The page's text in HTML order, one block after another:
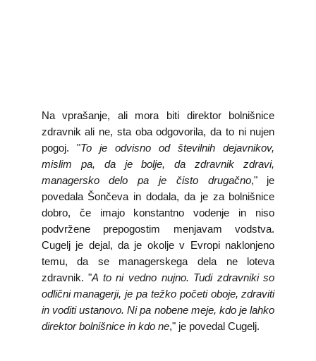
Na vprašanje, ali mora biti direktor bolnišnice
zdravnik ali ne, sta oba odgovorila, da to ni nujen
pogoj. "To je odvisno od številnih dejavnikov,
mislim pa, da je bolje, da zdravnik zdravi,
managersko delo pa je čisto drugačno," je
povedala Šončeva in dodala, da je za bolnišnice
dobro, če imajo konstantno vodenje in niso
podvržene prepogostim menjavam vodstva.
Cugelj je dejal, da je okolje v Evropi naklonjeno
temu, da se managerskega dela ne loteva
zdravnik. "A to ni vedno nujno. Tudi zdravniki so
odlični managerji, je pa težko početi oboje, zdraviti
in voditi ustanovo. Ni pa nobene meje, kdo je lahko
direktor bolnišnice in kdo ne," je povedal Cugelj.